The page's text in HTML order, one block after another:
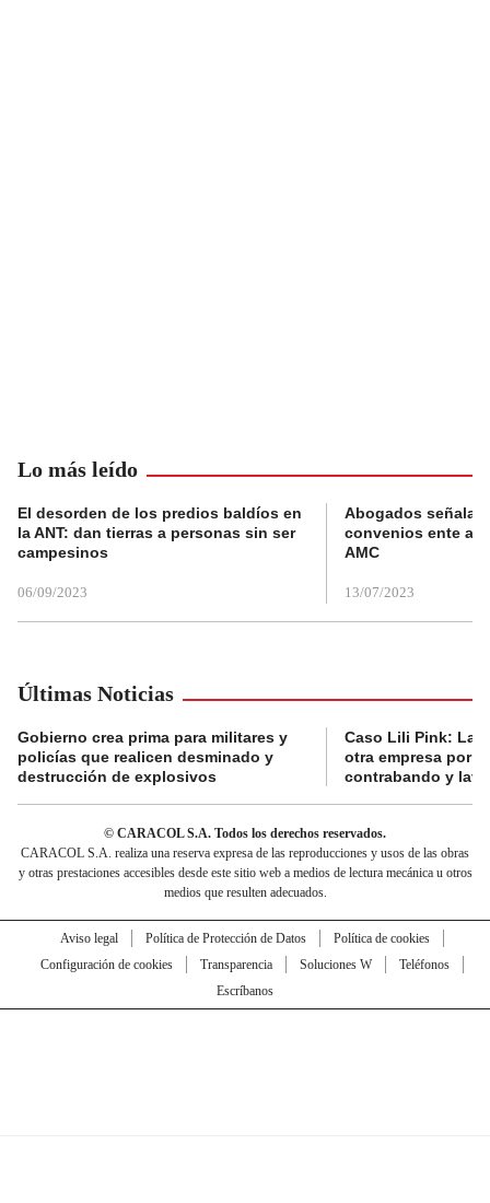
Lo más leído
El desorden de los predios baldíos en
la ANT: dan tierras a personas sin ser
campesinos
06/09/2023
Abogados
convenios ente
AMC
13/07/2023
Últimas Noticias
Gobierno crea prima para militares y
policías que realicen desminado y
destrucción de explosivos
Caso Lili Pink: La
otra empresa por
contrabando y
© CARACOL S.A. Todos los derechos reservados.
CARACOL S.A. realiza una reserva expresa de las reproducciones y usos de las obras
y otras prestaciones accesibles desde este sitio web a medios de lectura mecánica u otros
medios que resulten adecuados.
Aviso legal Política de Protección de Datos
Política de cookies
Configuración de cookies
Transparencia Soluciones W
Teléfonos
Escríbanos